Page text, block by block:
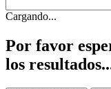
Cargando...
Por favor
los